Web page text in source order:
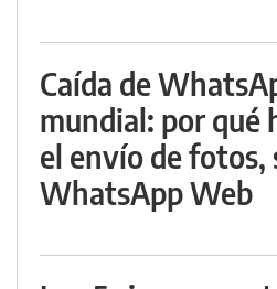
Caída de
mundial: por qué
el envío de fotos,
WhatsApp Web